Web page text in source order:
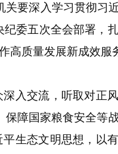
要深入学习贯彻习
纪委五次全会部署，
质量发展新成效服
入交流，听取对正
保障国家粮食安全等
生态文明思想，以